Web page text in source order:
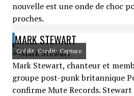
nouvelle est une onde de choc
proches.
MARK STEWART
Crédit: Credit: Capture
Mark Stewart, chanteur et
groupe post-punk britannique
confirme Mute Records. Stewart